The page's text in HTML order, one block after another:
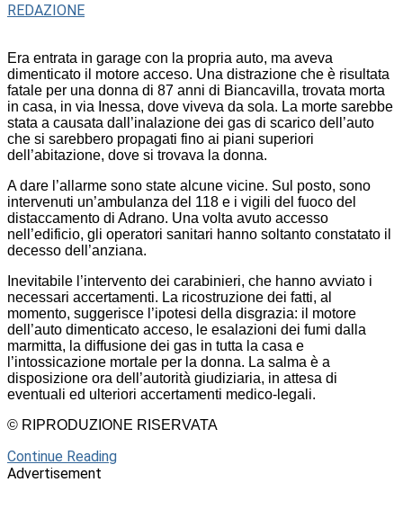
REDAZIONE
Era entrata in garage con la propria auto, ma aveva
dimenticato il motore acceso. Una distrazione che è risultata
fatale per una donna di 87 anni di Biancavilla, trovata morta
in casa, in via Inessa, dove viveva da sola. La morte sarebbe
stata a causata dall’inalazione dei gas di scarico dell’auto
che si sarebbero propagati fino ai piani superiori
dell’abitazione, dove si trovava la donna.
A dare l’allarme sono state alcune vicine. Sul posto, sono
intervenuti un’ambulanza del 118 e i vigili del fuoco del
distaccamento di Adrano. Una volta avuto accesso
nell’edificio, gli operatori sanitari hanno soltanto constatato il
decesso dell’anziana.
Inevitabile l’intervento dei carabinieri, che hanno avviato i
necessari accertamenti. La ricostruzione dei fatti, al
momento, suggerisce l’ipotesi della disgrazia: il motore
dell’auto dimenticato acceso, le esalazioni dei fumi dalla
marmitta, la diffusione dei gas in tutta la casa e
l’intossicazione mortale per la donna. La salma è a
disposizione ora dell’autorità giudiziaria, in attesa di
eventuali ed ulteriori accertamenti medico-legali.
© RIPRODUZIONE RISERVATA
Continue Reading
Advertisement